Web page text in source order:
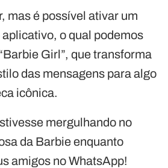
mas é possível ativar um
o qual podemos
Girl”, que transforma
das mensagens para algo
icônica.
mergulhando no
da Barbie enquanto
amigos no WhatsApp!